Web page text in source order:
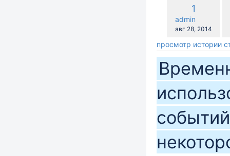
Старая
версия
1
admin
Сохранено
авг 28, 2014
просмотр истории